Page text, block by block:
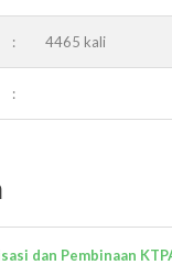
: 4465 kali
:
dan Pembinaan